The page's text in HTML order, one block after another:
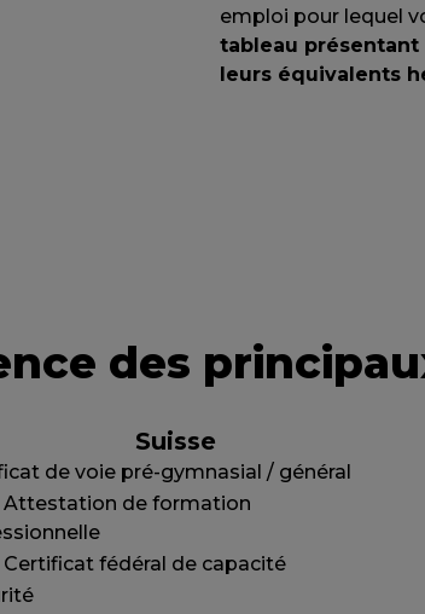
emploi pour lequel
tableau
leurs équivalents
des
Suisse
de voie pré-gymnasial / général
Attestation de formation
Certificat fédéral de capacité